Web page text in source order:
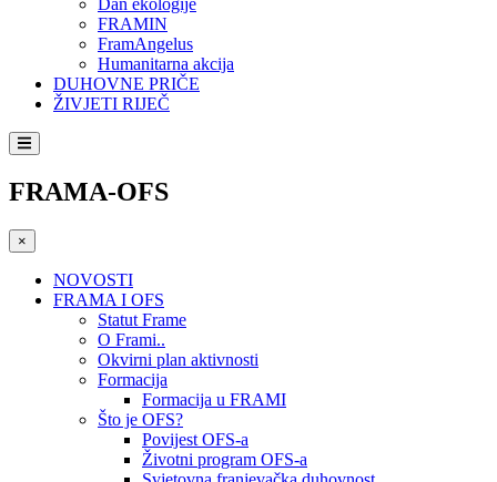
Dan ekologije
FRAMIN
FramAngelus
Humanitarna akcija
DUHOVNE PRIČE
ŽIVJETI RIJEČ
FRAMA-OFS
×
NOVOSTI
FRAMA I OFS
Statut Frame
O Frami..
Okvirni plan aktivnosti
Formacija
Formacija u FRAMI
Što je OFS?
Povijest OFS-a
Životni program OFS-a